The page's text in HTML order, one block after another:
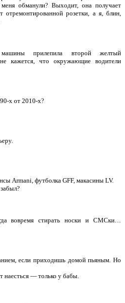
обманули? Выходит, она получает
отремонтированной розетки, а я, блин,
прилепила второй желтый
кажется, что окружающие водители
х от 2010-х?
Аrmаni, футболка GFF, макасины LV.
вовремя стирать носки и СМСки…
если приходишь домой пьяным. Но
наесться — только у бабы.